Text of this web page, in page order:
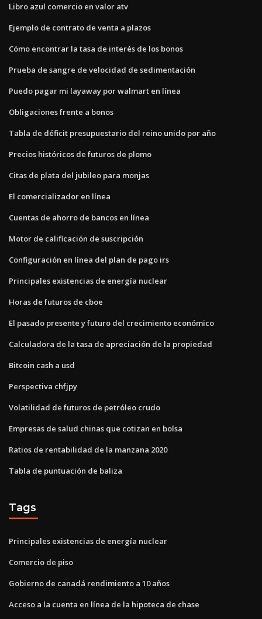
Libro azul comercio en valor atv
Ejemplo de contrato de venta a plazos
Cómo encontrar la tasa de interés de los bonos
Prueba de sangre de velocidad de sedimentación
Puedo pagar mi layaway por walmart en línea
Obligaciones frente a bonos
Tabla de déficit presupuestario del reino unido por año
Precios históricos de futuros de plomo
Citas de plata del jubileo para monjas
El comercializador en línea
Cuentas de ahorro de bancos en línea
Motor de calificación de suscripción
Configuración en línea del plan de pago irs
Principales existencias de energía nuclear
Horas de futuros de cboe
El pasado presente y futuro del crecimiento económico
Calculadora de la tasa de apreciación de la propiedad
Bitcoin cash a usd
Perspectiva chfjpy
Volatilidad de futuros de petróleo crudo
Empresas de salud chinas que cotizan en bolsa
Ratios de rentabilidad de la manzana 2020
Tabla de puntuación de baliza
Tags
Principales existencias de energía nuclear
Comercio de piso
Gobierno de canadá rendimiento a 10 años
Acceso a la cuenta en línea de la hipoteca de chase